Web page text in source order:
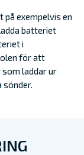
exempelvis en
batteriet
i
för att
laddar ur